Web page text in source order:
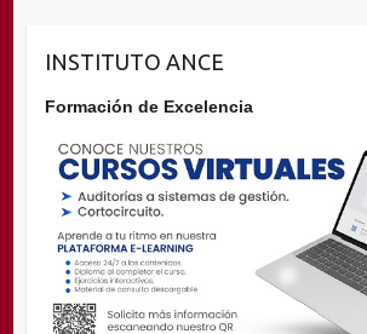
INSTITUTO ANCE
Formación de Excelencia